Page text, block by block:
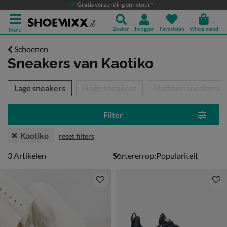
Gratisverzending en retour*
Menu Zoeken Inloggen Favorieten Winkelmand
Schoenen
Sneakers van Kaotiko
over
Lage sneakers
Filter
Kaotiko reset filters
3 artikelen
3Artikelen Sorteren op: